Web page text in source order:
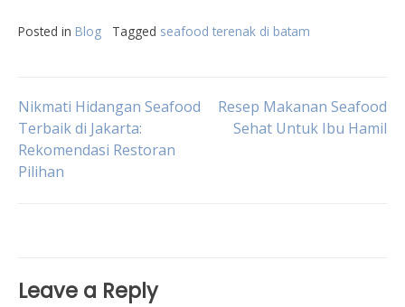
Posted in Blog Tagged seafood terenak di batam
Post
navigation
Nikmati Hidangan Seafood
Terbaik di Jakarta:
Rekomendasi Restoran
Pilihan
Resep Makanan Seafood
Sehat Untuk Ibu Hamil
Leave a Reply